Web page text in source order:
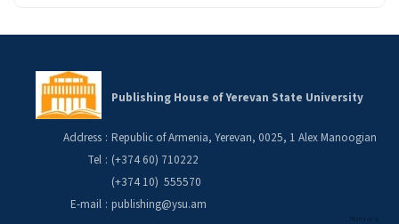
Publishing House of Yerevan State University
Address : Republic of Armenia, Yerevan, 0025, 1 Alex Manoogian
Tel : (+374 60) 710222
(+374 10) 555570
E-mail : publishing@ysu.am